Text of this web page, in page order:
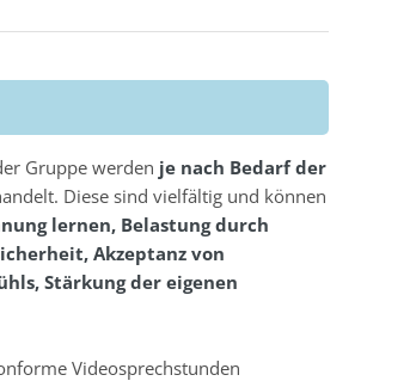
Gruppe werden je nach Bedarf der
Diese sind vielfältig und können
lernen, Belastung durch
Akzeptanz von
Stärkung der eigenen
Videosprechstunden